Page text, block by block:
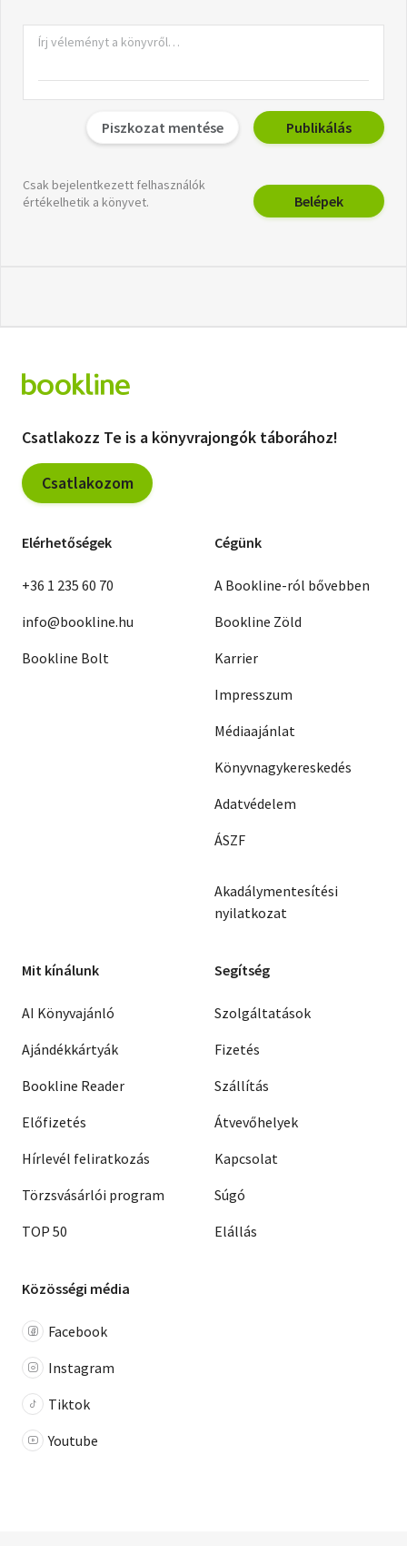
Piszkozat mentése Publikálás
Csak bejelentkezett felhasználók
értékelhetik a könyvet.
Belépek
Csatlakozz Te is a könyvrajongók táborához!
Csatlakozom
Elérhetőségek
+36 1 235 60 70
info@bookline.hu
Bookline Bolt
Cégünk
A Bookline-ról bővebben
Bookline Zöld
Karrier
Impresszum
Médiaajánlat
Könyvnagykereskedés
Adatvédelem
ÁSZF
Akadálymentesítési
nyilatkozat
Mit kínálunk
AI Könyvajánló
Ajándékkártyák
Bookline Reader
Előfizetés
Hírlevél feliratkozás
Törzsvásárlói program
TOP 50
Segítség
Szolgáltatások
Fizetés
Szállítás
Átvevőhelyek
Kapcsolat
Súgó
Elállás
Közösségi média
Facebook
Instagram
Tiktok
Youtube